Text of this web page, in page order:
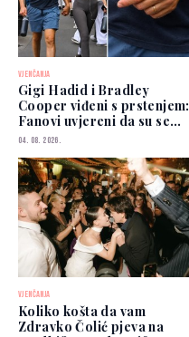
VJENČANJA
Gigi Hadid i Bradley
Cooper viđeni s prstenjem:
Fanovi uvjereni da su se
vjenčali
04. 08. 2026.
VJENČANJA
Koliko košta da vam
Zdravko Čolić pjeva na